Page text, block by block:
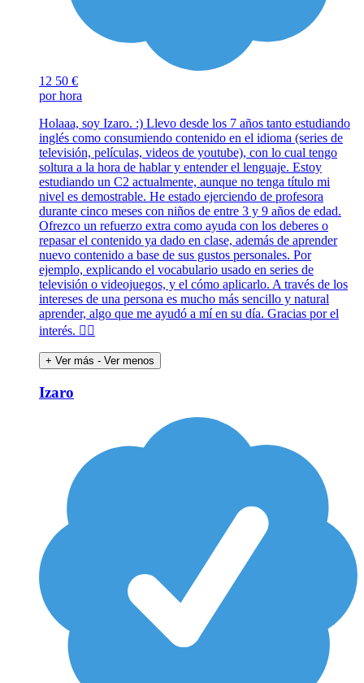
12 50 €
por hora
Holaaa, soy Izaro. :) Llevo desde los 7 años tanto estudiando
inglés como consumiendo contenido en el idioma (series de
televisión, películas, videos de youtube), con lo cual tengo
soltura a la hora de hablar y entender el lenguaje. Estoy
estudiando un C2 actualmente, aunque no tenga título mi
nivel es demostrable. He estado ejerciendo de profesora
durante cinco meses con niños de entre 3 y 9 años de edad.
Ofrezco un refuerzo extra como ayuda con los deberes o
repasar el contenido ya dado en clase, además de aprender
nuevo contenido a base de sus gustos personales. Por
ejemplo, explicando el vocabulario usado en series de
televisión o videojuegos, y el cómo aplicarlo. A través de los
intereses de una persona es mucho más sencillo y natural
aprender, algo que me ayudó a mí en su día. Gracias por el
interés. 🙂‍↕️
+ Ver más - Ver menos
Izaro